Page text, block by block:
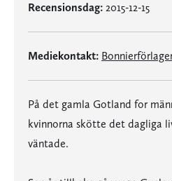
Recensionsdag: 2015-12-15
Mediekontakt:
På det gamla Gotland for
kvinnorna skötte det dagliga
väntade.